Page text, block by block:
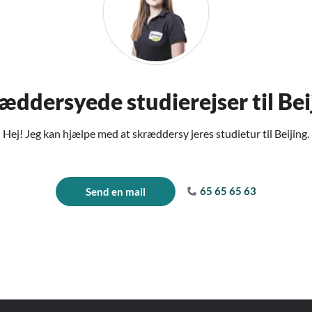
studierejser til
Hej! Jeg kan hjælpe med at skræddersy jeres studietur til Beijing.
Send en mail 65 65 65 63